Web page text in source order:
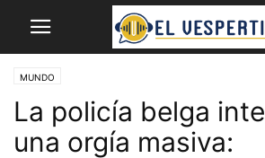
MUNDO
La policía belga
una orgía masiva: